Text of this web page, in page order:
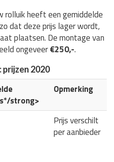
rolluik heeft een gemiddelde
dat deze prijs lager wordt,
plaatsen. De montage van
ongeveer€250,-.
2020
strong>
Opmerking
Prijs verschilt
per aanbieder